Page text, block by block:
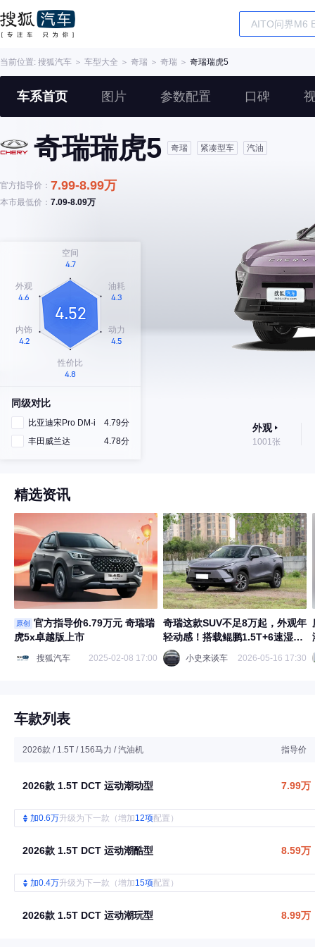
当前位置: 搜狐汽车 ＞ 车型大全 ＞ 奇瑞 ＞ 奇瑞 ＞ 奇瑞瑞虎5
车系首页 图片 参数配置 口碑
奇瑞瑞虎5 奇瑞 紧凑型车 汽油
官方指导价： 7.99-8.99万
本市最低价： 7.09-8.09万
同级对比
比亚迪宋Pro DM-i
4.79分
丰田威兰达
4.78分
外观
1001张
精选资讯
原创
官方指导价6.79万元 奇瑞瑞
虎5x卓越版上市
搜狐汽车 2025-02-08 17:00
奇瑞这款SUV不足8万起，外观年
轻动感！搭载鲲鹏1.5T+6速湿式
双离
小史来谈车 2026-05-16 17:30
车款列表
2026款 / 1.5T / 156马力 / 汽油机 指导价
2026款 1.5T DCT 运动潮动型 7.99万
加0.6万升级为下一款（增加12项配置）
2026款 1.5T DCT 运动潮酷型 8.59万
加0.4万升级为下一款（增加15项配置）
2026款 1.5T DCT 运动潮玩型 8.99万